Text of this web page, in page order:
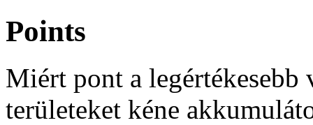
Points
Miért pont a legértékesebb
területeket kéne